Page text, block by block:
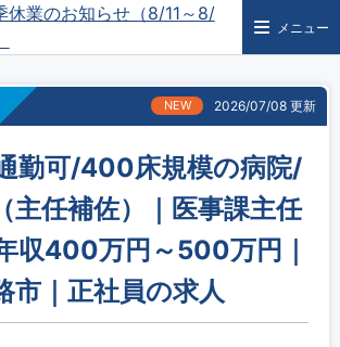
休業のお知らせ（8/11～8/
メニュー
NEW 2026/07/08 更新
勤可/400床規模の病院/
主任補佐）｜医事課主任
収400万円～500万円｜
市｜正社員の求人